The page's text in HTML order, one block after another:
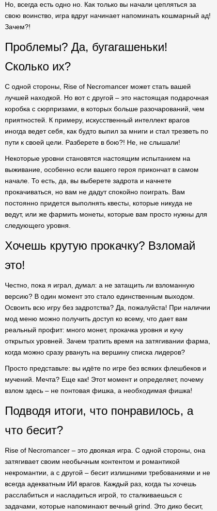
Но, всегда есть одно но. Как только вы начали цепляться за
свою воинство, игра вдруг начинает напоминать кошмарный ад!
Зачем?!
Проблемы? Да, бугагашеньки!
Сколько их?
С одной стороны, Rise of Necromancer может стать вашей
лучшей находкой. Но вот с другой – это настоящая подарочная
коробка с сюрпризами, в которых больше разочарований, чем
приятностей. К примеру, искусственный интеллект врагов
иногда ведет себя, как будто выпил за мниги и стал трезветь по
пути к своей цели. Разберете в бою?! Не, не слышали!
Некоторые уровни становятся настоящим испытанием на
выживание, особенно если вашего героя прикончат в самом
начале. То есть, да, вы выберете задрота и начнете
прокачиваться, но вам не дадут спокойно поиграть. Вам
постоянно придется выполнять квесты, которые никуда не
ведут, или же фармить монеты, которые вам просто нужны для
следующего уровня.
Хочешь крутую прокачку? Взломай
это!
Честно, пока я играл, думал: а не затащить ли взломанную
версию? В один момент это стало единственным выходом.
Освоить всю игру без задротства? Да, пожалуйста! При наличии
мод меню можно получить доступ ко всему, что дает вам
реальный профит: много монет, прокачка уровня и кучу
открытых уровней. Зачем тратить время на затягивании фарма,
когда можно сразу рвануть на вершину списка лидеров?
Просто представьте: вы идёте по игре без всяких флешбеков и
мучений. Мечта? Еще как! Этот момент и определяет, почему
взлом здесь – не понтовая фишка, а необходимая фишка!
Подводя итоги, что понравилось, а
что бесит?
Rise of Necromancer – это двоякая игра. С одной стороны, она
затягивает своим необычным контентом и романтикой
некромантии, а с другой – бесит излишними требованиями и не
всегда адекватным ИИ врагов. Каждый раз, когда ты хочешь
расслабиться и насладиться игрой, то сталкиваешься с
задачами, которые напоминают вечный grind. Это дико бесит,